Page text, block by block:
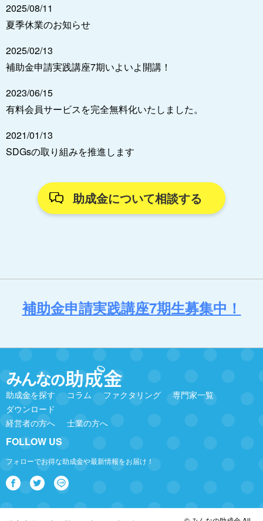
2025/08/11
夏季休業のお知らせ
2025/02/13
補助金申請実践講座7期いよいよ開講！
2023/06/15
有料会員サービスを完全無料化いたしました。
2021/01/13
SDGsの取り組みを推進します
助成金について相談する
補助金申請実践講座7期生募集中！
助成金を探す コラム ファクタリング
専門家一覧
ダウンロード
経営者の方へ
士業の方へ
FOLLOW US
フォローでお得な助成金や最新情報をお届け！